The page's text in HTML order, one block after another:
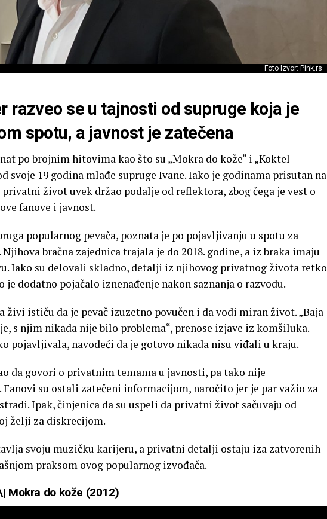
Foto Izvor: Pink.rs
razveo se u tajnosti od supruge koja je
spotu, a javnost je zatečena
po brojnim hitovima kao što su „Mokra do kože“ i „Koktel
svoje 19 godina mlađe supruge Ivane. Iako je godinama prisutan na
život uvek držao podalje od reflektora, zbog čega je vest o
fanove i javnost.
popularnog pevača, poznata je po pojavljivanju u spotu za
Njihova bračna zajednica trajala je do 2018. godine, a iz braka imaju
Iako su delovali skladno, detalji iz njihovog privatnog života retko
dodatno pojačalo iznenađenje nakon saznanja o razvodu.
živi ističu da je pevač izuzetno povučen i da vodi miran život. „Baja
s njim nikada nije bilo problema“, prenose izjave iz komšiluka.
pojavljivala, navodeći da je gotovo nikada nisu viđali u kraju.
da govori o privatnim temama u javnosti, pa tako nije
su ostali zatečeni informacijom, naročito jer je par važio za
Ipak, činjenica da su uspeli da privatni život sačuvaju od
želji za diskrecijom.
svoju muzičku karijeru, a privatni detalji ostaju iza zatvorenih
praksom ovog popularnog izvođača.
Mokra do kože (2012)